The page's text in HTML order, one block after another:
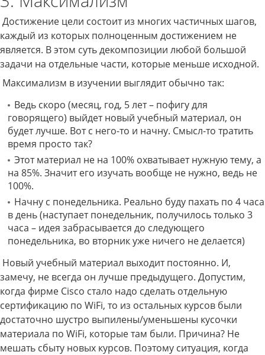
Достижение цели состоит из многих частичных шагов,
каждый из которых полноценным достижением не
является. В этом суть декомпозиции любой большой
задачи на отдельные части, которые меньше исходной.
Максимализм в изучении выглядит обычно так:
Ведь скоро (месяц, год, 5 лет – пофигу для
говорящего) выйдет новый учебный материал, он
будет лучше. Вот с него-то и начну. Смысл-то тратить
время просто так?
Этот материал не на 100% охватывает нужную тему, а
на 85%. Значит его изучать вообще не нужно, ведь не
100%.
Начну с понедельника. Реально буду пахать по 4 часа
в день (наступает понедельник, получилось только 3
часа – идея забрасывается до следующего
понедельника, во вторник уже ничего не делается)
Новый учебный материал выходит постоянно. И,
замечу, не всегда он лучше предыдущего. Допустим,
когда фирме Cisco стало надо сделать отдельную
сертификацию по WiFi, то из остальных курсов были
достаточно шустро выпилены/уменьшены кусочки
материала по WiFi, которые там были. Причина? Не
мешать сбыту новых курсов. Поэтому ситуация, когда